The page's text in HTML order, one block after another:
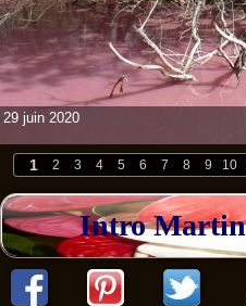
29 juin 2020
1 2 3 4 5 6 7 8 9 10
Intro